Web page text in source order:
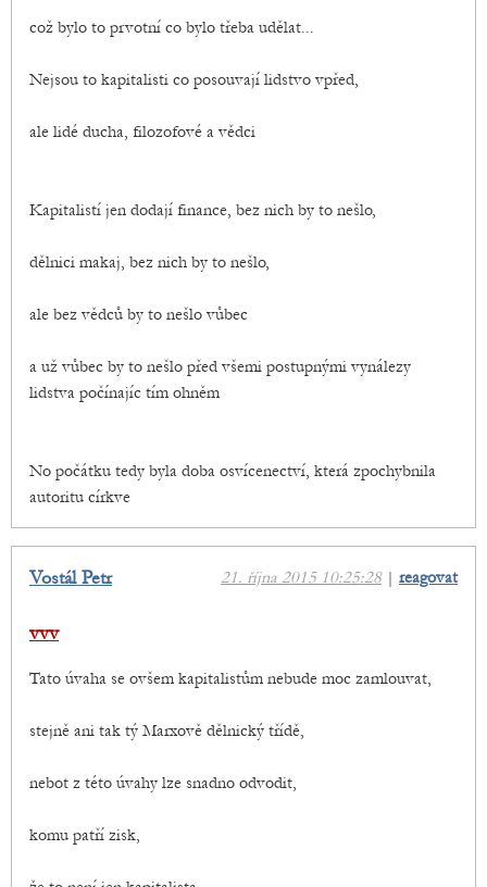
což bylo to prvotní co bylo třeba udělat...
Nejsou to kapitalisti co posouvají lidstvo vpřed,
ale lidé ducha, filozofové a vědci
Kapitalistí jen dodají finance, bez nich by to nešlo,
dělnici makaj, bez nich by to nešlo,
ale bez vědců by to nešlo vůbec
a už vůbec by to nešlo před všemi postupnými vynálezy
lidstva počínajíc tím ohněm
No počátku tedy byla doba osvícenectví, která zpochybnila
autoritu církve
21. října 2015 10:25:28| reagovat
Vostál Petr
vvv
Tato úvaha se ovšem kapitalistům nebude moc zamlouvat,
stejně ani tak tý Marxově dělnický třídě,
nebot z této úvahy lze snadno odvodit,
komu patří zisk,